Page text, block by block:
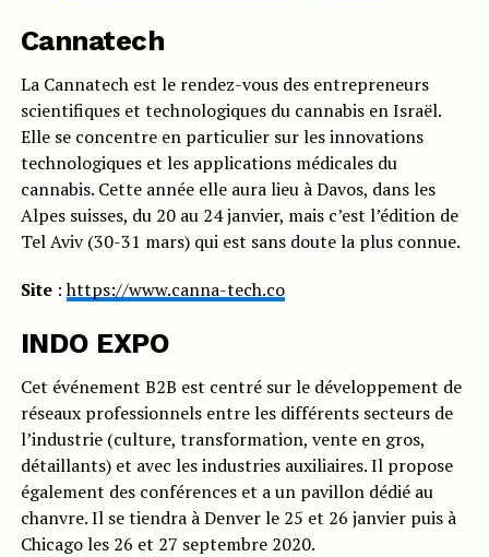
Cannatech
La Cannatech est le rendez-vous des entrepreneurs
scientifiques et technologiques du cannabis en Israël.
Elle se concentre en particulier sur les innovations
technologiques et les applications médicales du
cannabis. Cette année elle aura lieu à Davos, dans les
Alpes suisses, du 20 au 24 janvier, mais c’est l’édition de
Tel Aviv (30-31 mars) qui est sans doute la plus connue.
Site:https://www.canna-tech.co
INDO EXPO
Cet événement B2B est centré sur le développement de
réseaux professionnels entre les différents secteurs de
l’industrie (culture, transformation, vente en gros,
détaillants) et avec les industries auxiliaires. Il propose
également des conférences et a un pavillon dédié au
chanvre. Il se tiendra à Denver le 25 et 26 janvier puis à
Chicago les 26 et 27 septembre 2020.